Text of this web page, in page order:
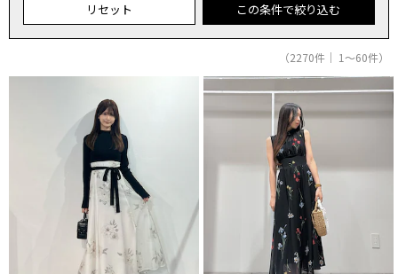
リセット この条件で絞り込む
（2270件｜ 1～60件）